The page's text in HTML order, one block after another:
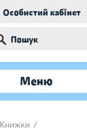
Особистий кабінет
Пошук
Меню
Книжки /